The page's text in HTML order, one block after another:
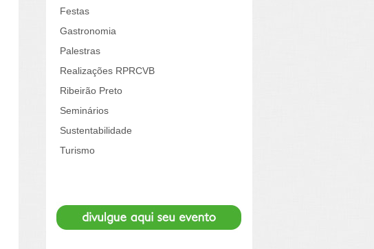
Festas
Gastronomia
Palestras
Realizações RPRCVB
Ribeirão Preto
Seminários
Sustentabilidade
Turismo